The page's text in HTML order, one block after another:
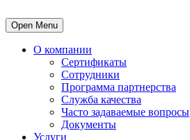
Open Menu
О компании
Сертификаты
Сотрудники
Программа партнерства
Служба качества
Часто задаваемые вопросы
Документы
Услуги